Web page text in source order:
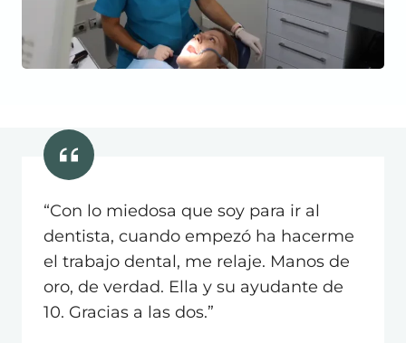
“Con lo miedosa que soy para ir al
dentista, cuando empezó ha hacerme
el trabajo dental, me relaje. Manos de
oro, de verdad. Ella y su ayudante de
10. Gracias a las dos.”